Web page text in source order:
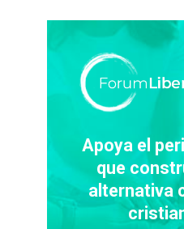
Apoya el
que
alternativa